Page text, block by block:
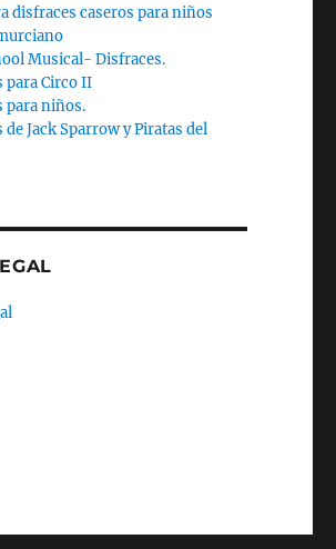
disfraces caseros para niños
Musical- Disfraces.
para Circo II
para niños.
de Jack Sparrow y Piratas del